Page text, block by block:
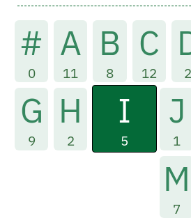
#
0
A
11
B
8
C
12 2
G
9
H
2
I
5
J
1
M
7